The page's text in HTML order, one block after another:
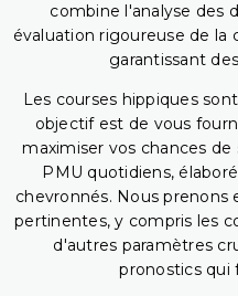
combine l'analyse des
évaluation rigoureuse de la
garantissant
Les courses hippiques
objectif est de vous
maximiser vos chances
PMU quotidiens,
chevronnés. Nous
pertinentes, y compris les
d'autres paramètres
pronostics qui